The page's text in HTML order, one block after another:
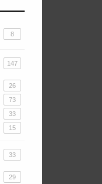
8
147
26
73
33
15
33
29